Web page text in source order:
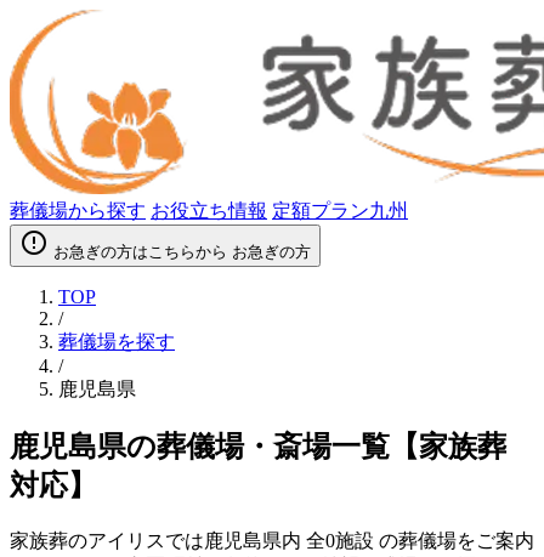
葬儀場から探す お役立ち情報 定額プラン九州
error_outline お急ぎの方はこちらから お急ぎの方
TOP
/
葬儀場を探す
/
鹿児島県
鹿児島県の葬儀場・斎場一覧【家族葬
対応】
家族葬のアイリスでは鹿児島県内 全0施設 の葬儀場をご案内